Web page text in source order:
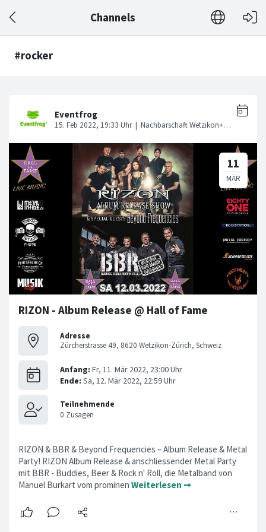
Channels
#rocker
RIZON - Album Release @ Hall of Fame
Adresse
Zürcherstrasse 49, 8620 Wetzikon-Zürich, Schweiz
RIZON & BBR & Beyond Frequencies – Album Release & Metal
Party! RIZON Album Release & anschliessender Metal Party
mit BBR - Buddies, Beer & Rock n' Roll, die Metalband von
Manuel Burkart vom prominen Weiterlesen ➞